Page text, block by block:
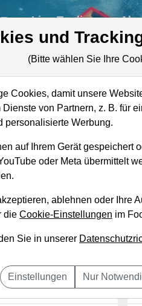
Live-Trading
Marktkapitalisierung
Unternehmenswert
Umsatz
und Liegenlassen
und
(Bitte wählen Sie Ihre
Cookies, damit unsere
von Partnern, z. B. für
personalisierte Werbung.
auf Ihrem Gerät gespeichert
oder Meta übermittelt
ablehnen oder Ihre
die Cookie-Einstellungen im
Sie in unserer
Einstellungen Nur